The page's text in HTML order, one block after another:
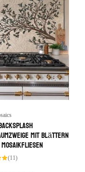
mit Blättern
(11)11